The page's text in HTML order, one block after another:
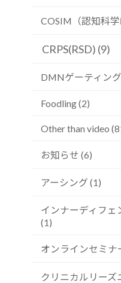
COSIM（認知科
CRPS(RSD) (9)
DMNゲーティン
Foodling (2)
Other than video
お知らせ (6)
アーシング (1)
インナーディフェ
(1)
オンラインセミナ
クリニカルリーズ